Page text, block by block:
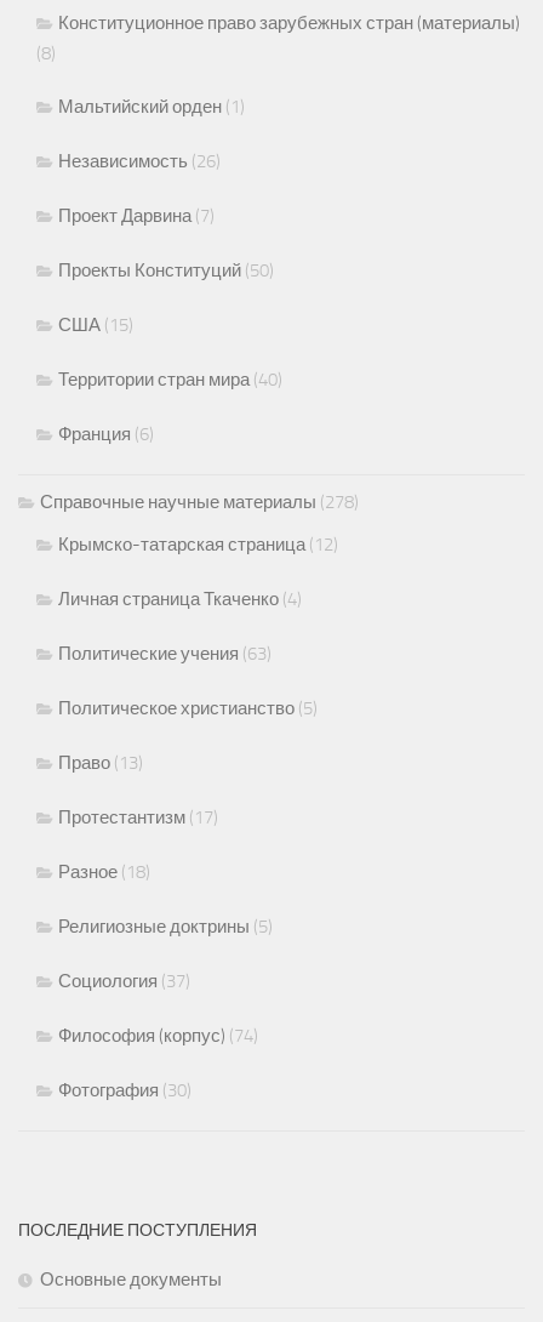
Конституционное право зарубежных стран (материалы)
(8)
Мальтийский орден (1)
Независимость (26)
Проект Дарвина(7)
Проекты Конституций (50)
США (15)
Территории стран мира(40)
Франция (6)
Справочные научные материалы (278)
Крымско-татарская страница(12)
Личная страница Ткаченко (4)
Политические учения (63)
Политическое христианство (5)
Право (13)
Протестантизм (17)
Разное (18)
Религиозные доктрины (5)
Социология (37)
Философия (корпус) (74)
Фотография (30)
ПОСЛЕДНИЕ ПОСТУПЛЕНИЯ
Основные документы